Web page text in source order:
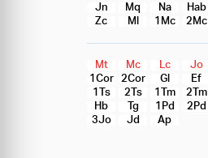
Jn
Mq Na Hab
Zc
Ml 1Mc 2Mc
Mt Mc Lc Jo
1Cor
2Cor Gl Ef
1Ts
2Ts 1Tm 2Tm
Hb
Tg 1Pd 2Pd
3Jo
Jd Ap